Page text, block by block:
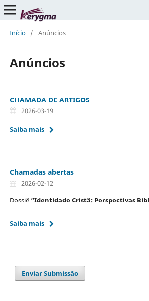
Início / Anúncios
Anúncios
CHAMADA DE ARTIGOS
2026-03-19
Saiba mais
Chamadas abertas
2026-02-12
Dossiê “Identidade Cristã: Perspectivas
Saiba mais
Enviar Submissão